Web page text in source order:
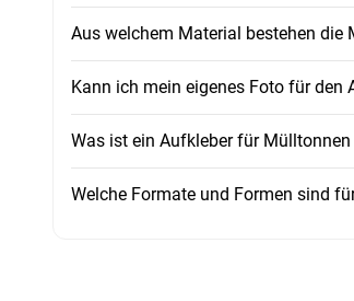
Aus welchem Material bestehen die
Kann ich mein eigenes Foto für den
Was ist ein Aufkleber für
Welche Formate und Formen sind